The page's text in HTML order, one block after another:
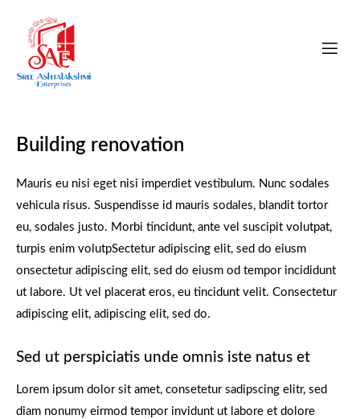
Building renovation
Mauris eu nisi eget nisi imperdiet vestibulum. Nunc sodales
vehicula risus. Suspendisse id mauris sodales, blandit tortor
eu, sodales justo. Morbi tincidunt, ante vel suscipit volutpat,
turpis enim volutpSectetur adipiscing elit, sed do eiusm
onsectetur adipiscing elit, sed do eiusm od tempor incididunt
ut labore. Ut vel placerat eros, eu tincidunt velit. Consectetur
adipiscing elit, adipiscing elit, sed do.
Sed ut perspiciatis unde omnis iste natus et
Lorem ipsum dolor sit amet, consetetur sadipscing elitr, sed
diam nonumy eirmod tempor invidunt ut labore et dolore